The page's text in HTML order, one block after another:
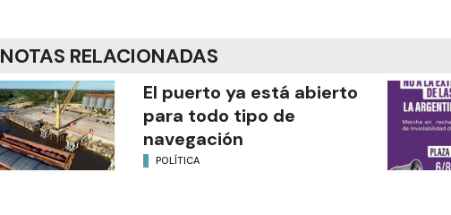
NOTAS RELACIONADAS
El puerto ya está abierto
para todo tipo de
navegación
POLÍTICA